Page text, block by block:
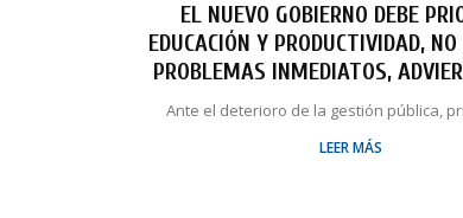
EL NUEVO GOBIERNO DEBE
EDUCACIÓN Y PRODUCTIVIDAD,
PROBLEMAS INMEDIATOS,
Ante el deterioro de la gestión pública,
LEER MÁS